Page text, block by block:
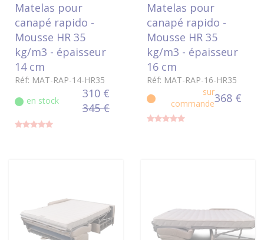
Matelas pour
canapé rapido -
Mousse HR 35
kg/m3 - épaisseur
14 cm
Réf: MAT-RAP-14-HR35
en stock
310 €
345 €
Matelas pour
canapé rapido -
Mousse HR 35
kg/m3 - épaisseur
16 cm
Réf: MAT-RAP-16-HR35
sur
commande368 €